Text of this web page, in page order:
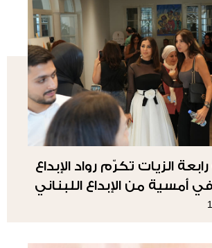
رابعة الزيات تكرّم رواد الإبداع
في أمسية من الإبداع اللبناني